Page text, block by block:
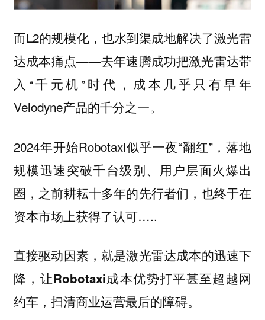
而L2的规模化，也水到渠成地解决了激光雷
达成本痛点——去年速腾成功把激光雷达带
入“千元机”时代，成本几乎只有早年
Velodyne产品的千分之一。
2024年开始Robotaxi似乎一夜“翻红”，落地
规模迅速突破千台级别、用户层面火爆出
圈，之前耕耘十多年的先行者们，也终于在
资本市场上获得了认可…..
直接驱动因素，就是激光雷达成本的迅速下
降，让Robotaxi成本优势打平甚至超越网
约车，扫清商业运营最后的障碍。